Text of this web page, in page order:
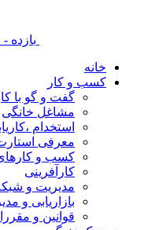
بازده
خانه
کسب و کار
گفت و گو با
مشاغل خانگی
استخدام
معرفی
کسب و کارهای
کارآفرینی
مدیریت و
بازاریابی و
قوانین و